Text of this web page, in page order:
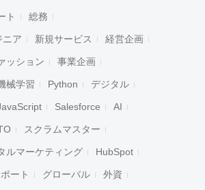
ト 総務
ニア 新規サービス 経営企画
ッション 事業企画
械学習 Python デジタル
Salesforce AI
スクラムマスター
ルマーケティング HubSpot
ート グローバル 外資